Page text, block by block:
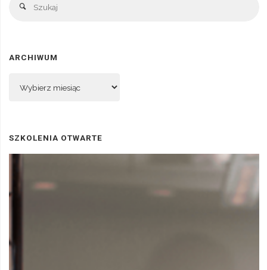
Szukaj
ARCHIWUM
SZKOLENIA OTWARTE